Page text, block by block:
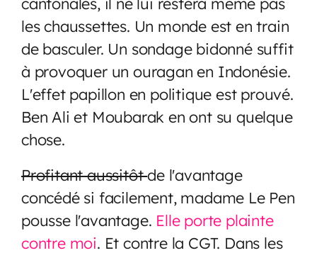
les chaussettes. Un monde est en train
de basculer. Un sondage bidonné suffit
à provoquer un ouragan en Indonésie.
L'effet papillon en politique est prouvé.
Ben Ali et Moubarak en ont su quelque
chose.
Profitant aussitôtde l'avantage
concédé si facilement, madame Le Pen
pousse l'avantage. Elle porte plainte
contre moi. Et contre la CGT. Dans les